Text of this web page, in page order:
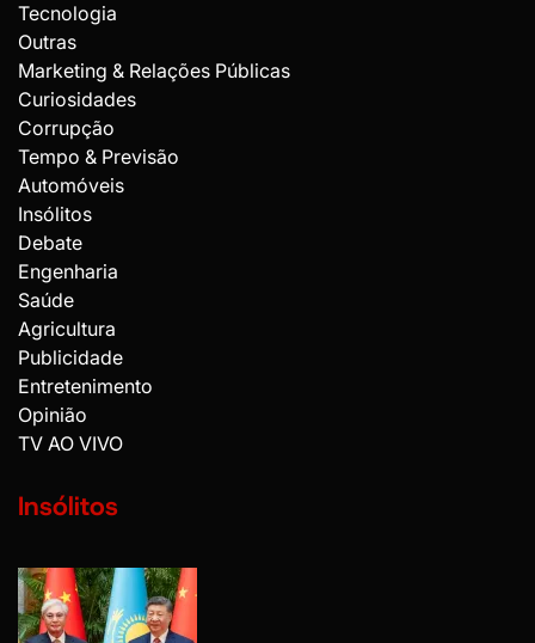
Tecnologia
Outras
Marketing & Relações Públicas
Curiosidades
Corrupção
Tempo & Previsão
Automóveis
Insólitos
Debate
Engenharia
Saúde
Agricultura
Publicidade
Entretenimento
Opinião
TV AO VIVO
Insólitos